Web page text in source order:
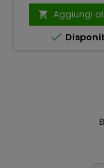
 Aggiungi
